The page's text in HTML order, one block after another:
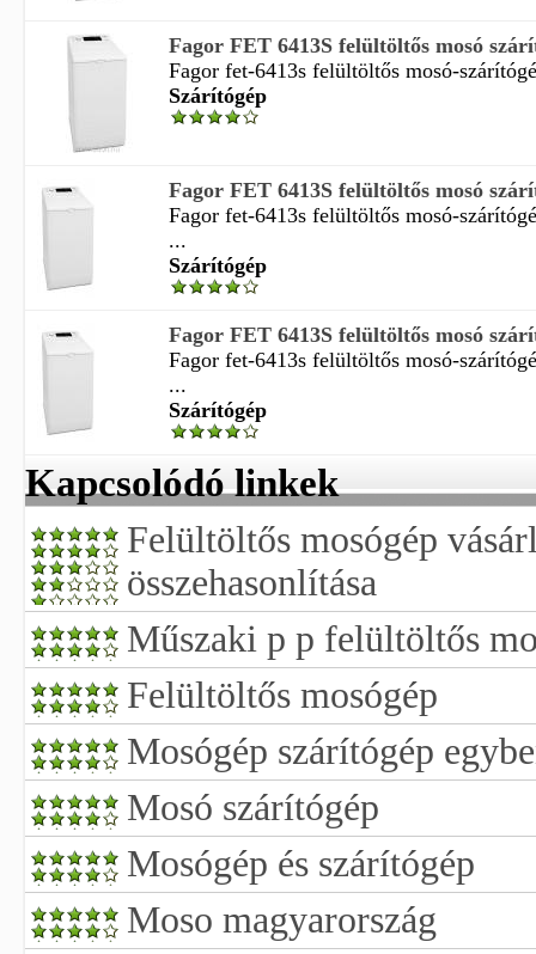
Fagor FET 6413S felültöltős mosó
Fagor fet-6413s felültöltős mosó-
Szárítógép
Fagor FET 6413S felültöltős mosó
Fagor fet-6413s felültöltős mosó-
...
Szárítógép
Fagor FET 6413S felültöltős mosó
Fagor fet-6413s felültöltős mosó-
...
Szárítógép
Kapcsolódó linkek
Felültöltős mosógép
összehasonlítása
Műszaki p p felültöltős
Felültöltős mosógép
Mosógép szárítógép
Mosó szárítógép
Mosógép és szárítógép
Moso magyarország